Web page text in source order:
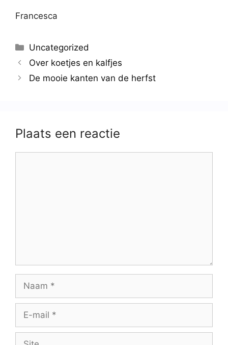
Francesca
Uncategorized
Over koetjes en kalfjes
De mooie kanten van de herfst
Plaats een reactie